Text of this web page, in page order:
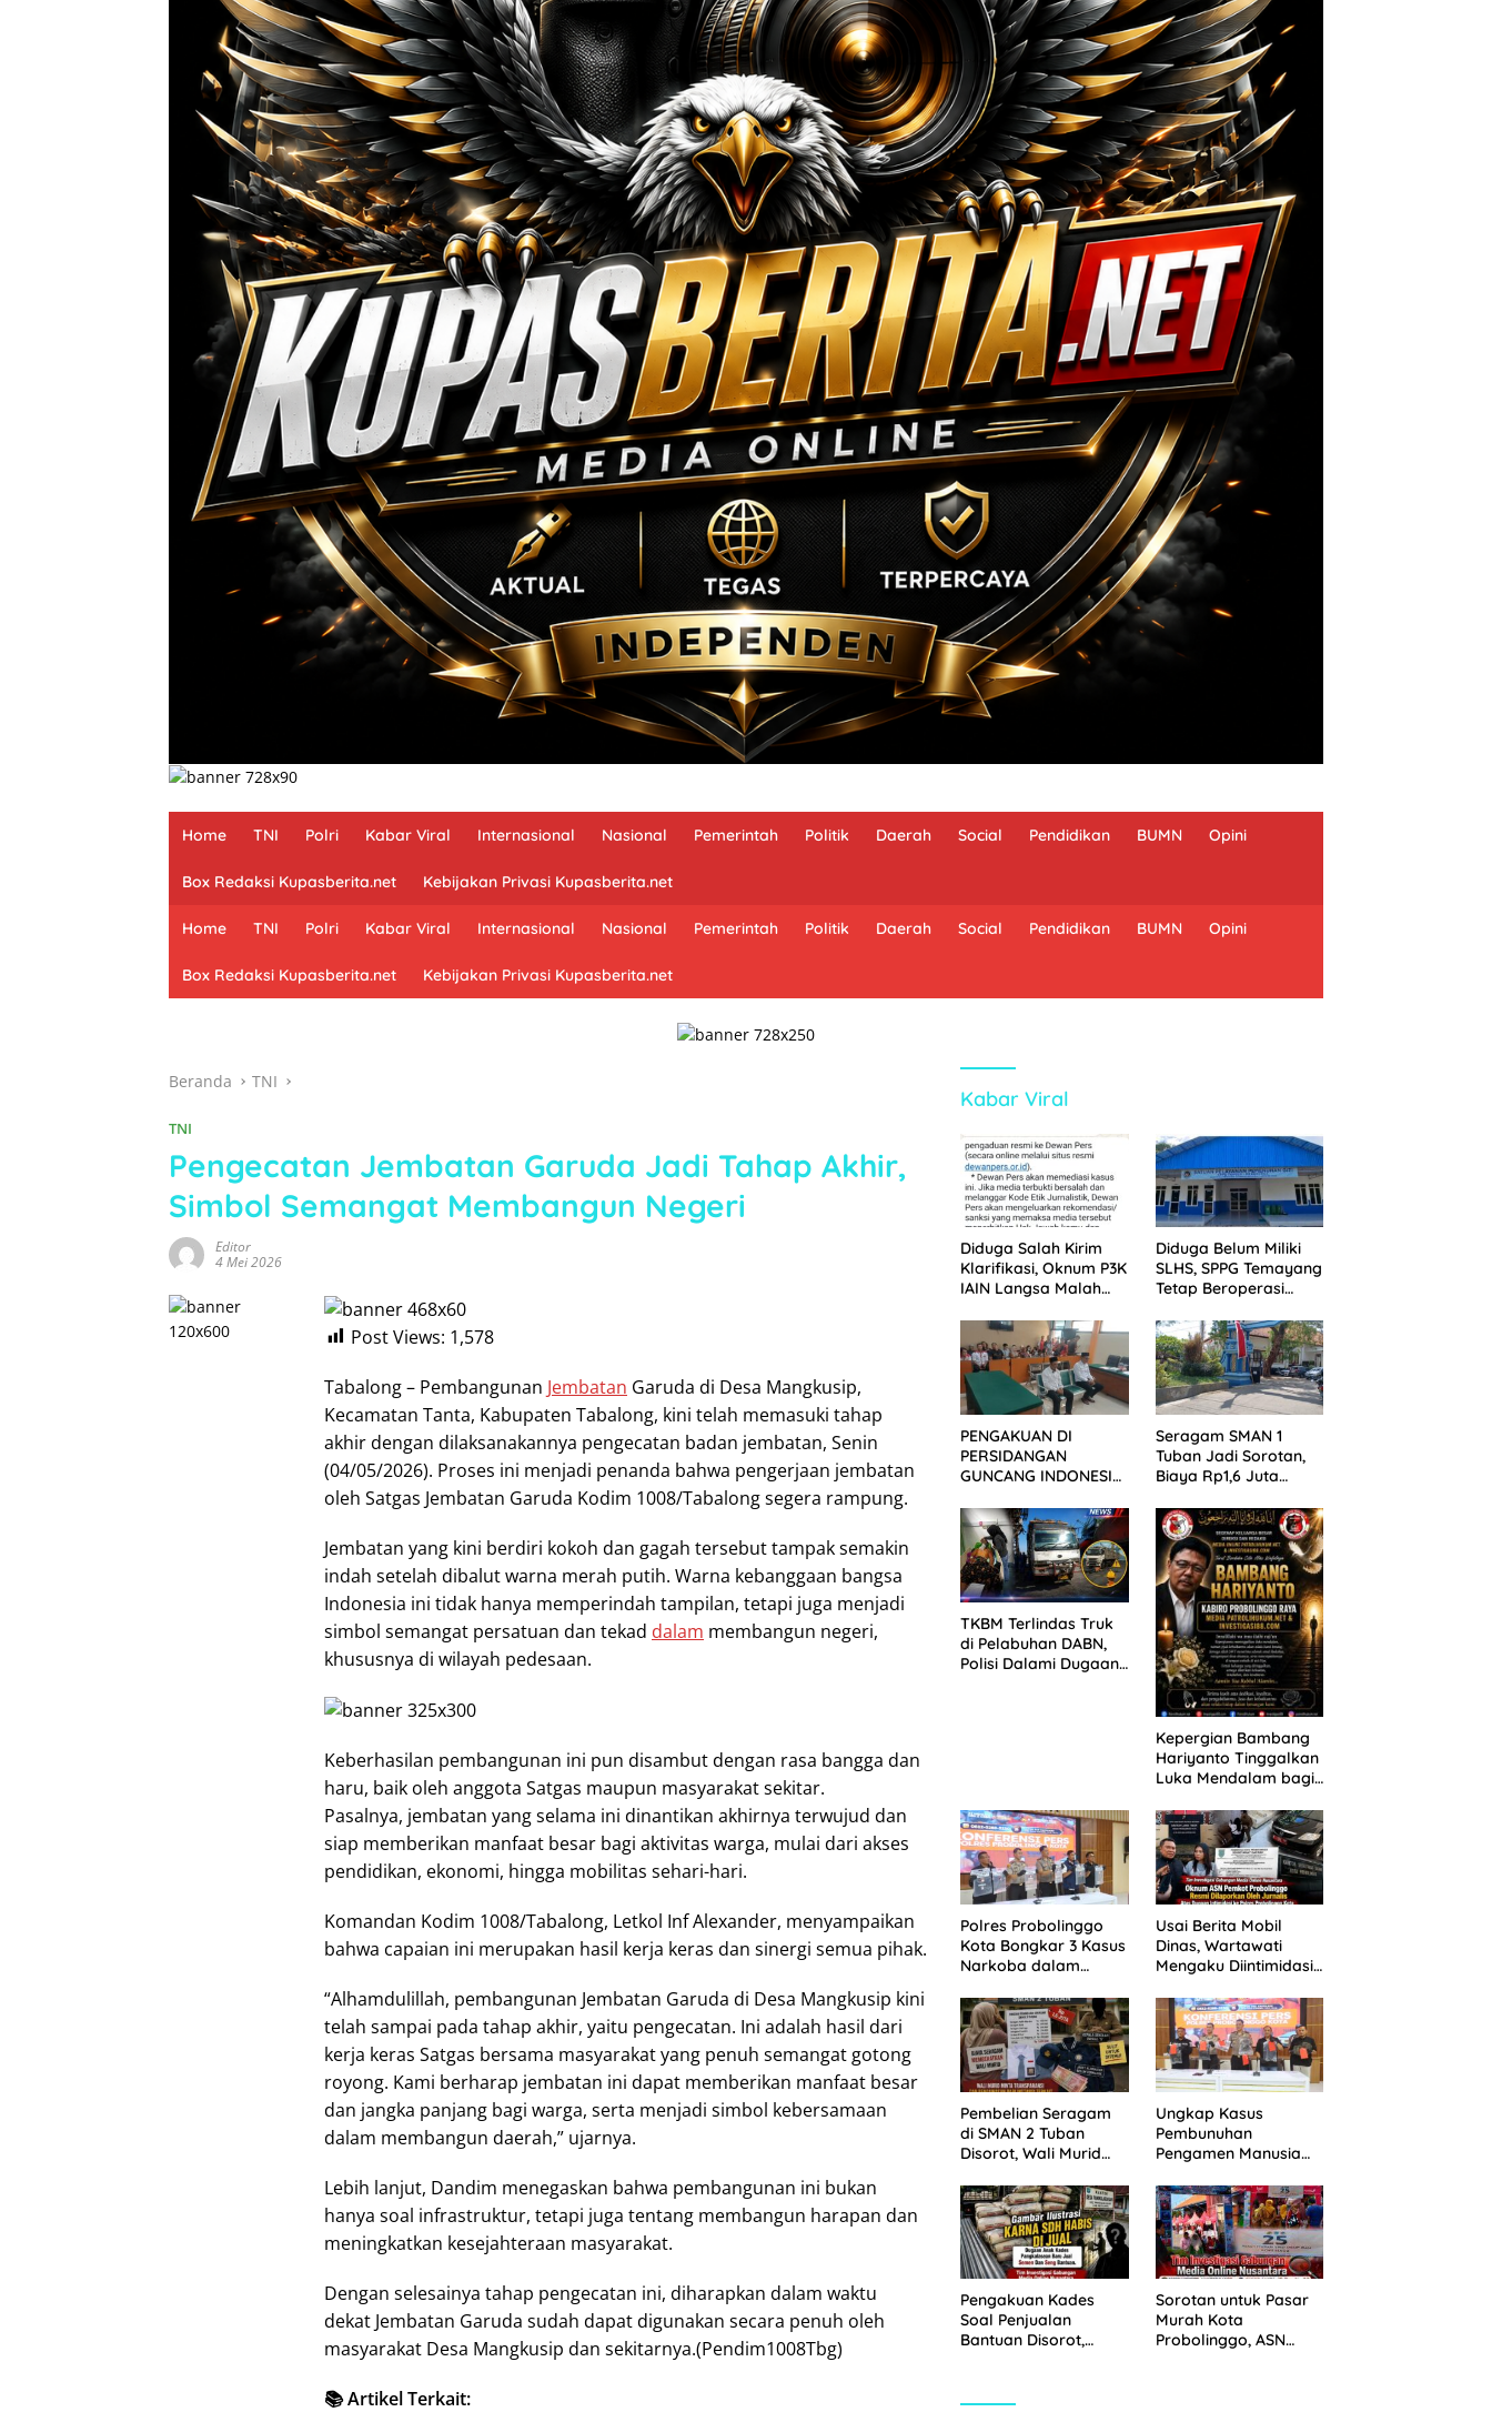
Home TNI Polri Kabar Viral Internasional Nasional Pemerintah Politik Daerah Social Pendidikan BUMN Opini
Box Redaksi Kupasberita.net Kebijakan Privasi Kupasberita.net
Home TNI Polri Kabar Viral Internasional Nasional Pemerintah Politik Daerah Social Pendidikan BUMN Opini
Box Redaksi Kupasberita.net Kebijakan Privasi Kupasberita.net
Beranda TNI
TNI
Pengecatan Jembatan Garuda Jadi Tahap Akhir,
Simbol Semangat Membangun Negeri
Editor
4 Mei 2026
Post Views: 1,578
Tabalong – Pembangunan Jembatan Garuda di Desa Mangkusip,
Kecamatan Tanta, Kabupaten Tabalong, kini telah memasuki tahap
akhir dengan dilaksanakannya pengecatan badan jembatan, Senin
(04/05/2026). Proses ini menjadi penanda bahwa pengerjaan jembatan
oleh Satgas Jembatan Garuda Kodim 1008/Tabalong segera rampung.
Jembatan yang kini berdiri kokoh dan gagah tersebut tampak semakin
indah setelah dibalut warna merah putih. Warna kebanggaan bangsa
Indonesia ini tidak hanya memperindah tampilan, tetapi juga menjadi
simbol semangat persatuan dan tekad dalam membangun negeri,
khususnya di wilayah pedesaan.
Keberhasilan pembangunan ini pun disambut dengan rasa bangga dan
haru, baik oleh anggota Satgas maupun masyarakat sekitar.
Pasalnya, jembatan yang selama ini dinantikan akhirnya terwujud dan
siap memberikan manfaat besar bagi aktivitas warga, mulai dari akses
pendidikan, ekonomi, hingga mobilitas sehari-hari.
Komandan Kodim 1008/Tabalong, Letkol Inf Alexander, menyampaikan
bahwa capaian ini merupakan hasil kerja keras dan sinergi semua pihak.
“Alhamdulillah, pembangunan Jembatan Garuda di Desa Mangkusip kini
telah sampai pada tahap akhir, yaitu pengecatan. Ini adalah hasil dari
kerja keras Satgas bersama masyarakat yang penuh semangat gotong
royong. Kami berharap jembatan ini dapat memberikan manfaat besar
dan jangka panjang bagi warga, serta menjadi simbol kebersamaan
dalam membangun daerah,” ujarnya.
Lebih lanjut, Dandim menegaskan bahwa pembangunan ini bukan
hanya soal infrastruktur, tetapi juga tentang membangun harapan dan
meningkatkan kesejahteraan masyarakat.
Dengan selesainya tahap pengecatan ini, diharapkan dalam waktu
dekat Jembatan Garuda sudah dapat digunakan secara penuh oleh
masyarakat Desa Mangkusip dan sekitarnya.(Pendim1008Tbg)
📚 Artikel Terkait:
Kabar Viral
Diduga Salah Kirim
Klarifikasi, Oknum P3K
IAIN Langsa Malah
Dewan Pers
Diduga Belum Miliki
SLHS, SPPG Temayang
Tetap Beroperasi
PENGAKUAN DI
PERSIDANGAN
GUNCANG INDONESIA!
DITUNDA, KELUARGA
KORBAN MENGAMUK
DI PN MALANG
Seragam SMAN 1
Tuban Jadi Sorotan,
Biaya Rp1,6 Juta
SPMB 2026
TKBM Terlindas Truk
di Pelabuhan DABN,
Polisi Dalami Dugaan
Kepergian Bambang
Hariyanto Tinggalkan
Luka Mendalam bagi
Patrolihukum.net
Polres Probolinggo
Kota Bongkar 3 Kasus
Narkoba dalam
Sabu Disita
Usai Berita Mobil
Dinas, Wartawati
Mengaku Diintimidasi
Pemkot Probolinggo
dan Tempuh Jalur
Hukum
Pembelian Seragam
di SMAN 2 Tuban
Disorot, Wali Murid
Rp1,6 Juta
Ungkap Kasus
Pembunuhan
Pengamen Manusia
Probolinggo Kota
Tangkap Dua Pelaku
Pengakuan Kades
Soal Penjualan
Bantuan Disorot,
Sorotan untuk Pasar
Murah Kota
Probolinggo, ASN